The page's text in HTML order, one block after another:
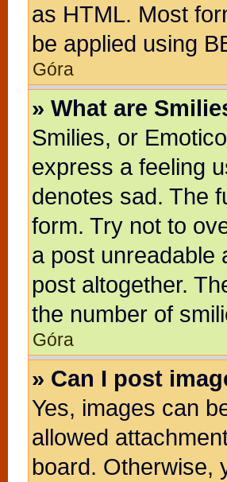
as HTML. Most
be applied using
Góra
» What are
Smilies, or
express a feeling
denotes sad. The
form. Try not to
a post unreadable
post altogether.
the number of
Góra
» Can I post
Yes, images can
allowed
board. Otherwise,